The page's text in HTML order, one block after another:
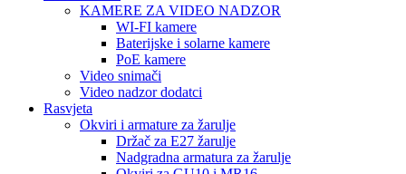
KAMERE ZA VIDEO NADZOR
WI-FI kamere
Baterijske i solarne kamere
PoE kamere
Video snimači
Video nadzor dodatci
Rasvjeta
Okviri i armature za žarulje
Držač za E27 žarulje
Nadgradna armatura za žarulje